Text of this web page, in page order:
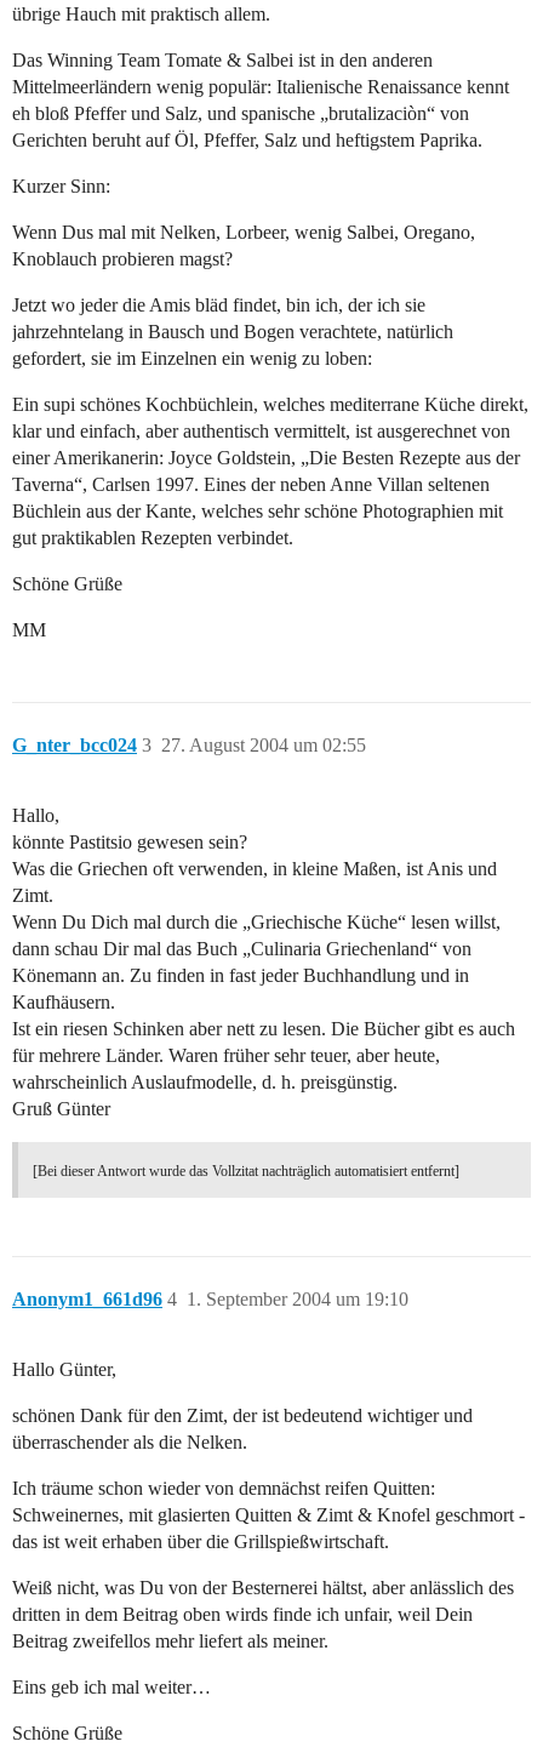
übrige Hauch mit praktisch allem.
Das Winning Team Tomate & Salbei ist in den anderen
Mittelmeerländern wenig populär: Italienische Renaissance kennt
eh bloß Pfeffer und Salz, und spanische „brutalizaciòn“ von
Gerichten beruht auf Öl, Pfeffer, Salz und heftigstem Paprika.
Kurzer Sinn:
Wenn Dus mal mit Nelken, Lorbeer, wenig Salbei, Oregano,
Knoblauch probieren magst?
Jetzt wo jeder die Amis bläd findet, bin ich, der ich sie
jahrzehntelang in Bausch und Bogen verachtete, natürlich
gefordert, sie im Einzelnen ein wenig zu loben:
Ein supi schönes Kochbüchlein, welches mediterrane Küche direkt,
klar und einfach, aber authentisch vermittelt, ist ausgerechnet von
einer Amerikanerin: Joyce Goldstein, „Die Besten Rezepte aus der
Taverna“, Carlsen 1997. Eines der neben Anne Villan seltenen
Büchlein aus der Kante, welches sehr schöne Photographien mit
gut praktikablen Rezepten verbindet.
Schöne Grüße
MM
G_nter_bcc024 27. August 2004 um 02:55
3
Hallo,
könnte Pastitsio gewesen sein?
Was die Griechen oft verwenden, in kleine Maßen, ist Anis und
Zimt.
Wenn Du Dich mal durch die „Griechische Küche“ lesen willst,
dann schau Dir mal das Buch „Culinaria Griechenland“ von
Könemann an. Zu finden in fast jeder Buchhandlung und in
Kaufhäusern.
Ist ein riesen Schinken aber nett zu lesen. Die Bücher gibt es auch
für mehrere Länder. Waren früher sehr teuer, aber heute,
wahrscheinlich Auslaufmodelle, d. h. preisgünstig.
Gruß Günter
[Bei dieser Antwort wurde das Vollzitat nachträglich automatisiert entfernt]
Anonym1_661d96 1. September 2004 um 19:10
4
Hallo Günter,
schönen Dank für den Zimt, der ist bedeutend wichtiger und
überraschender als die Nelken.
Ich träume schon wieder von demnächst reifen Quitten:
Schweinernes, mit glasierten Quitten & Zimt & Knofel geschmort -
das ist weit erhaben über die Grillspießwirtschaft.
Weiß nicht, was Du von der Besternerei hältst, aber anlässlich des
dritten in dem Beitrag oben wirds finde ich unfair, weil Dein
Beitrag zweifellos mehr liefert als meiner.
Eins geb ich mal weiter…
Schöne Grüße